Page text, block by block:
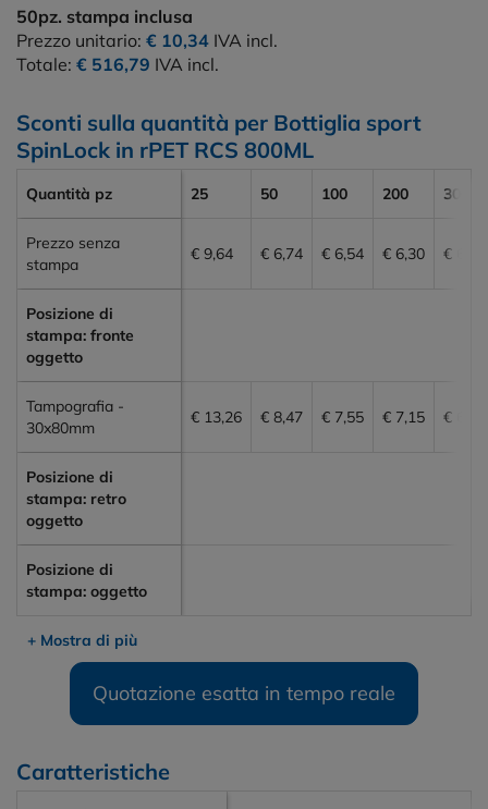
50pz. stampa inclusa
Prezzo unitario: € 10,34 IVA incl.
Totale: € 516,79 IVA incl.
Sconti sulla quantità per Bottiglia sport
SpinLock in rPET RCS 800ML
Quantità pz 25 50 100 200 300
Prezzo senza
stampa
€ 9,64 € 6,74 € 6,54 € 6,30 € 6,11
Posizione di
stampa: fronte
oggetto
Tampografia -
30x80mm
€ 13,26 € 8,47 € 7,55 € 7,15 € 6,81
Posizione di
stampa: retro
oggetto
Posizione di
stampa: oggetto
+ Mostra di più
Quotazione esatta in tempo reale
Caratteristiche